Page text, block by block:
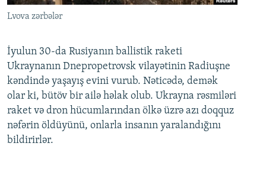
Lvova zərbələr
İyulun 30-da Rusiyanın ballistik raketi
Ukraynanın Dnepropetrovsk vilayətinin Radiuşne
kəndində yaşayış evini vurub. Nəticədə, demək
olar ki, bütöv bir ailə həlak olub. Ukrayna rəsmiləri
raket və dron hücumlarından ölkə üzrə azı doqquz
nəfərin öldüyünü, onlarla insanın yaralandığını
bildirirlər.